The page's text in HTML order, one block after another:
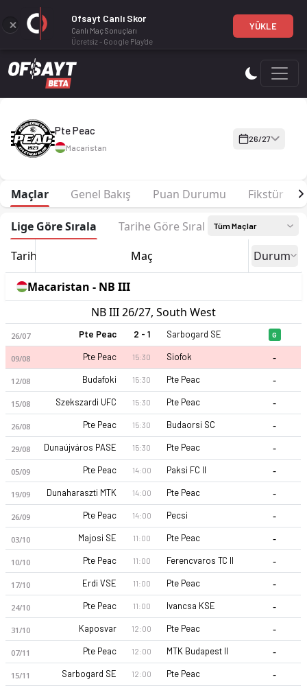
Pte Peac 26-27 sezonu | NB III NB III 26/27, South West'de
Pte Peac
Macaristan
26/27
Maçlar Genel Bakış Puan Durumu Fikstür
Lige Göre Sırala Tarihe Göre Sırala Tüm Maçlar
Tarih Maç Durum
Macaristan - NB III
NB III 26/27, South West
26/07 Pte Peac 2 - 1 Sarbogard SE G
09/08 Pte Peac 15:30 Siofok -
12/08 Budafoki 15:30 Pte Peac -
15/08 Szekszardi UFC 15:30 Pte Peac -
26/08 Pte Peac 15:30 Budaorsi SC -
29/08 Dunaújváros PASE 15:30 Pte Peac -
05/09 Pte Peac 14:00 Paksi FC II -
19/09 Dunaharaszti MTK 14:00 Pte Peac -
26/09 Pte Peac 14:00 Pecsi -
03/10 Majosi SE 11:00 Pte Peac -
10/10 Pte Peac 11:00 Ferencvaros TC II -
17/10 Erdi VSE 11:00 Pte Peac -
24/10 Pte Peac 11:00 Ivancsa KSE -
31/10 Kaposvar 12:00 Pte Peac -
07/11 Pte Peac 12:00 MTK Budapest II -
15/11 Sarbogard SE 12:00 Pte Peac -
Ofsayt Canlı Skor
Canlı Maç Sonuçları
Ücretsiz - Google Play'de
YÜKLE